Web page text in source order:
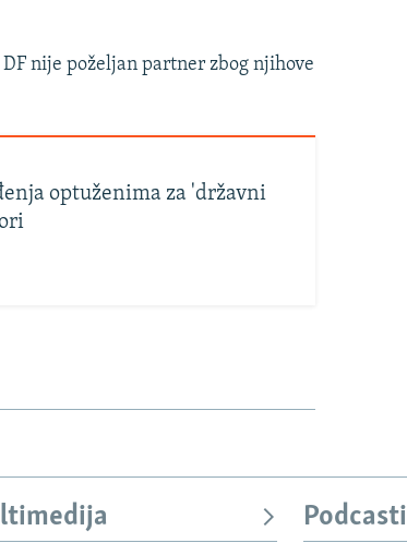
nije poželjan partner zbog njihove
optuženima za 'državni
Podcasti